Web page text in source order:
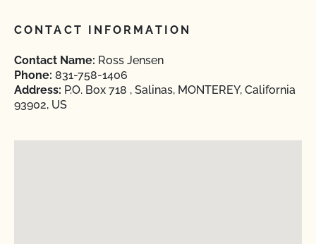
CONTACT INFORMATION
Contact Name: Ross Jensen
Phone: 831-758-1406
Address: P.O. Box 718 , Salinas, MONTEREY, California
93902, US